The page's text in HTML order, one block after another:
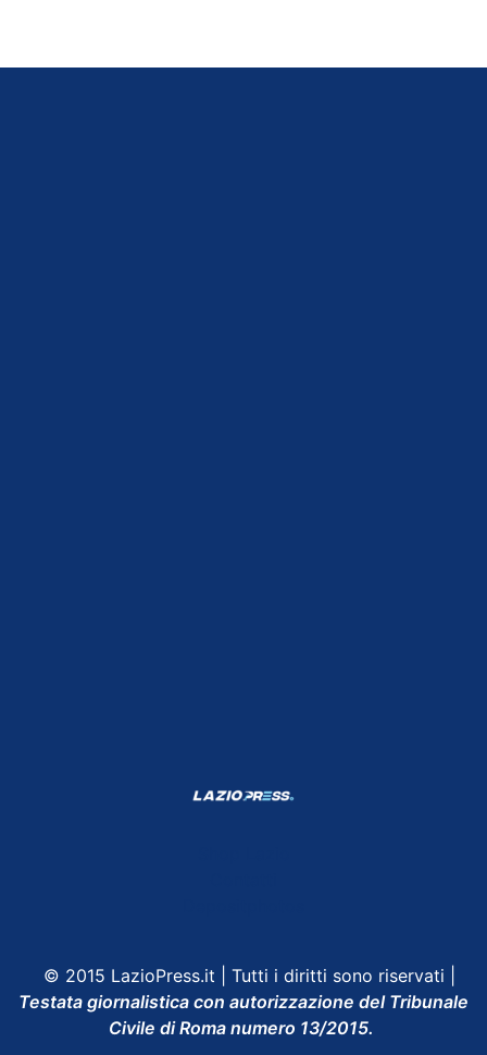
© 2015 LazioPress.it | Tutti i diritti sono riservati |
Testata giornalistica con autorizzazione del Tribunale
Civile di Roma numero 13/2015.